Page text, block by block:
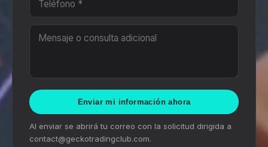
Enviar mi información ahora
Al enviar se abrirá tu correo con la solicitud dirigida a
contact@geckotradingclub.com.